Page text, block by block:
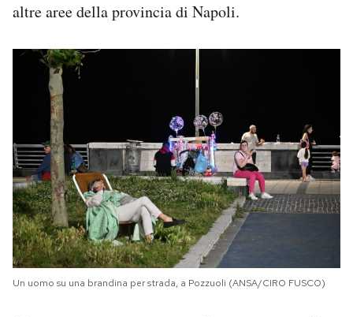
altre aree della provincia di Napoli.
Un uomo su una brandina per strada, a Pozzuoli (ANSA/CIRO FUSCO)